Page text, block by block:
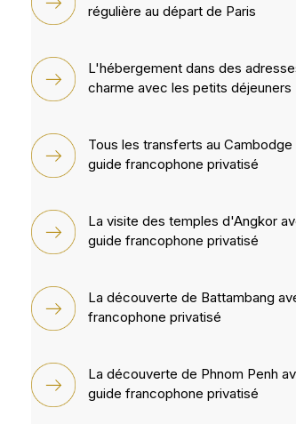
régulière au départ de Paris
L'hébergement dans des
charme avec les petits déjeuners
Tous les transferts au Cambodge
guide francophone privatisé
La visite des temples d'Angkor
guide francophone privatisé
La découverte de Battambang
francophone privatisé
La découverte de Phnom Penh
guide francophone privatisé